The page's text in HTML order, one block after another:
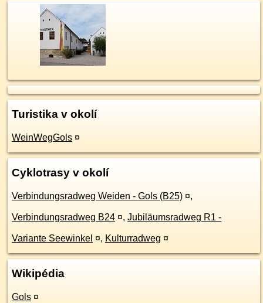
Turistika v okolí
WeinWegGols ¤
Cyklotrasy v okolí
Verbindungsradweg Weiden - Gols (B25) ¤,
Verbindungsradweg B24 ¤, Jubiläumsradweg R1 -
Variante Seewinkel ¤, Kulturradweg ¤
Wikipédia
Gols ¤